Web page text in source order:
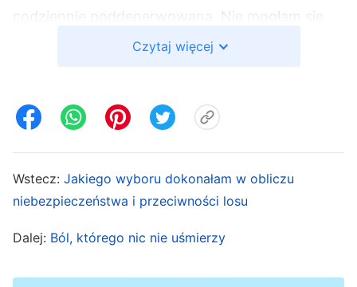
codziennie poddenerwowana. Nie mogłam się
uspokoić nawet wtedy, gdy wykonywałam swoje
obserwować wierzących, szukać ich i
gdy docierały do mnie dziwne dźwięki,
nie dron, a gdy słyszałam kroki na klatce
Czytaj więcej
Wstecz: Jakiego wyboru dokonałam w obliczu
niebezpieczeństwa i przeciwności losu
Dalej: Ból, którego nic nie uśmierzy